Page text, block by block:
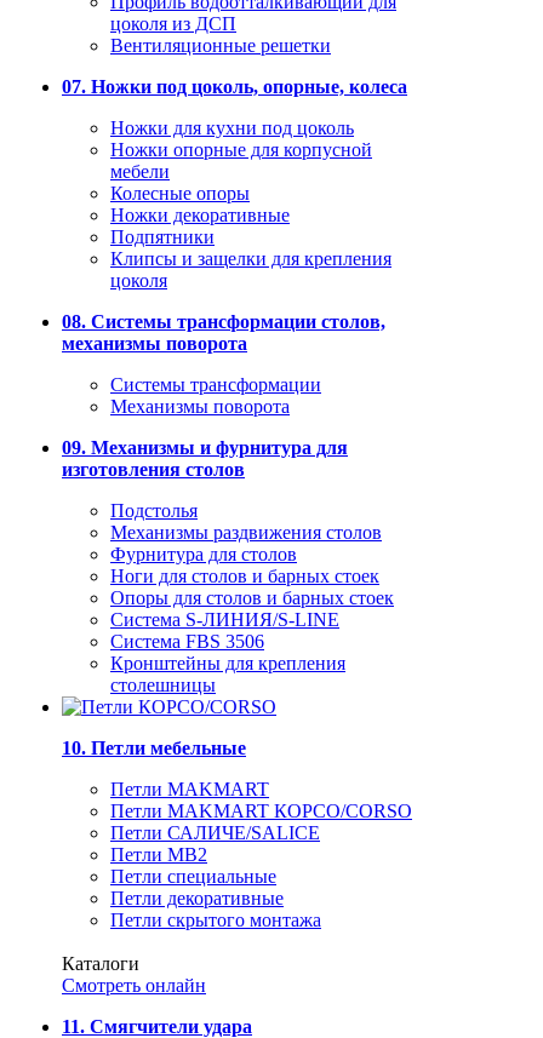
цоколя из ДСП
Вентиляционные решетки
07. Ножки под цоколь, опорные, колеса
Ножки для кухни под цоколь
Ножки опорные для корпусной
мебели
Колесные опоры
Ножки декоративные
Подпятники
Клипсы и защелки для крепления
цоколя
08. Системы трансформации столов,
механизмы поворота
Системы трансформации
Механизмы поворота
09. Механизмы и фурнитура для
изготовления столов
Подстолья
Механизмы раздвижения столов
Фурнитура для столов
Ноги для столов и барных стоек
Опоры для столов и барных стоек
Система S-ЛИНИЯ/S-LINE
Система FBS 3506
Кронштейны для крепления
столешницы
10. Петли мебельные
Петли MAKMART
Петли MAKMART КОРСО/CORSO
Петли САЛИЧЕ/SALICE
Петли MB2
Петли специальные
Петли декоративные
Петли скрытого монтажа
Каталоги
Смотреть онлайн
11. Смягчители удара